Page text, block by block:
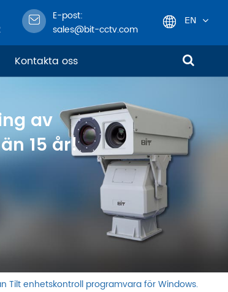
E-post:
sales@bit-cctv.com
EN
한국어
français
Deutsch
Español
русский
Kontakta oss
av
15 år!
Tilt enhetskontroll programvara för Windows.